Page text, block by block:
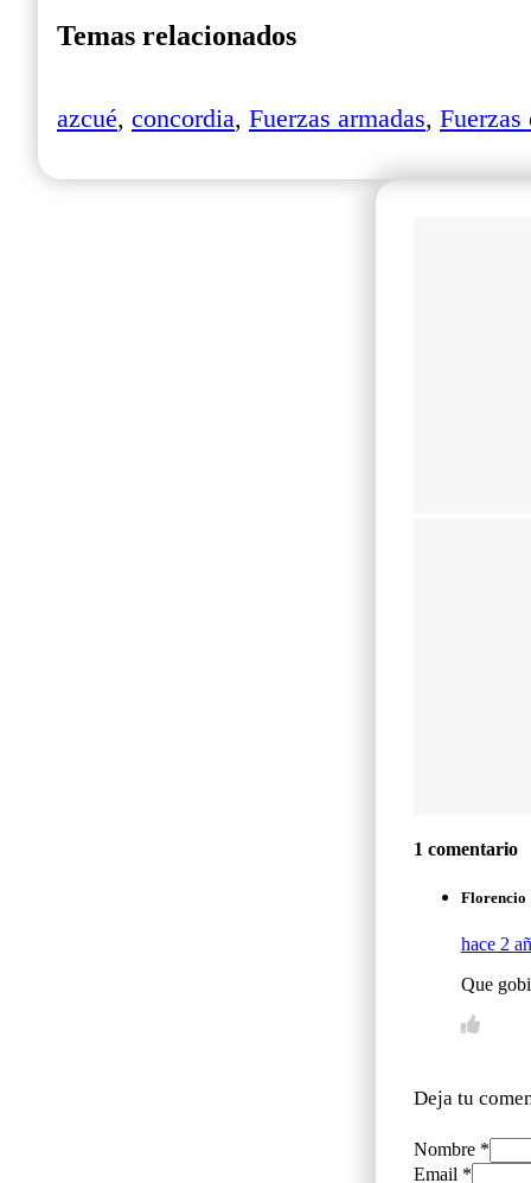
Temas relacionados
azcué, concordia, Fuerzas armadas, Fuerzas
1 comentario
Florencio
hace 2
Que
Deja tu
Nombre *
Email *